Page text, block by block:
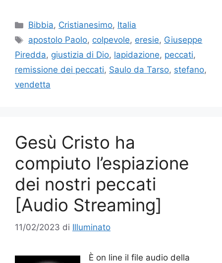
Categorie
Bibbia, Cristianesimo, Italia
Tag
apostolo Paolo, colpevole, eresie, Giuseppe
Piredda, giustizia di Dio, lapidazione, peccati,
remissione dei peccati, Saulo da Tarso, stefano,
vendetta
Gesù Cristo ha
compiuto l’espiazione
dei nostri peccati
[Audio Streaming]
11/02/2023 di Illuminato
È on line il file audio della